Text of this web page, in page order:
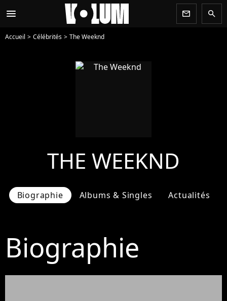
menu newsletter search
Accueil Célébrités The Weeknd
THE WEEKND
Biographie Albums & Singles Actualités
Biographie